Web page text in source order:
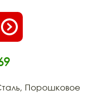
Порошковое